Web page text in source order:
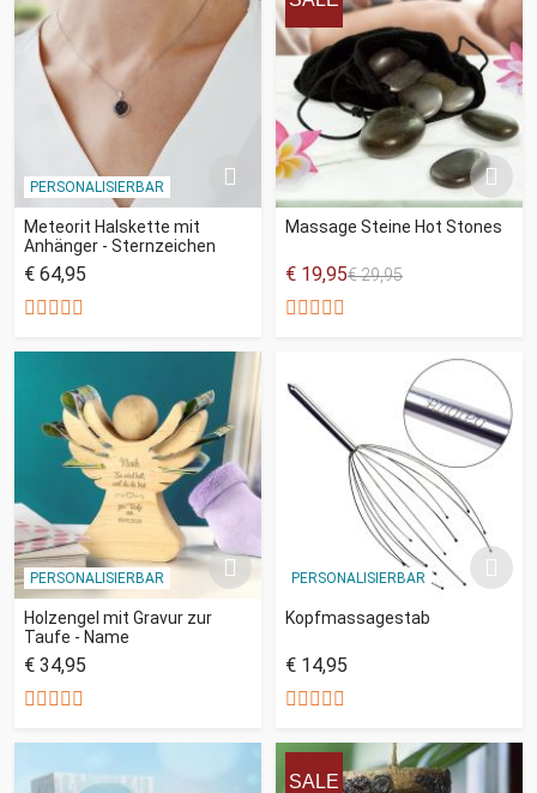
PERSONALISIERBAR
Meteorit Halskette mit
Anhänger - Sternzeichen
€ 64,95
Massage Steine Hot Stones
€ 19,95€ 29,95
PERSONALISIERBAR
Holzengel mit Gravur zur
Taufe - Name
€ 34,95
PERSONALISIERBAR
Kopfmassagestab
€ 14,95
SALE